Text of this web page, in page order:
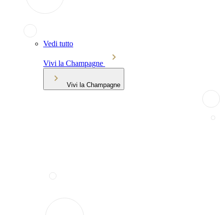
Vedi tutto
Vivi la Champagne
Vivi la Champagne